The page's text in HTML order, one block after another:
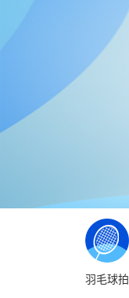
羽毛球拍